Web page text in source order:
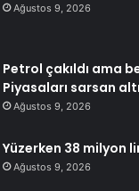
Ağustos 9, 2026
Petrol çakıldı ama
Piyasaları sarsan
Ağustos 9, 2026
Yüzerken 38 milyon
Ağustos 9, 2026